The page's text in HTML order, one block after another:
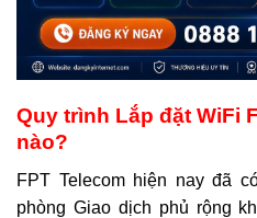
Quy trình Lắp đặt WiFi
nào?
FPT Telecom hiện nay đã
phòng Giao dịch phủ rộng